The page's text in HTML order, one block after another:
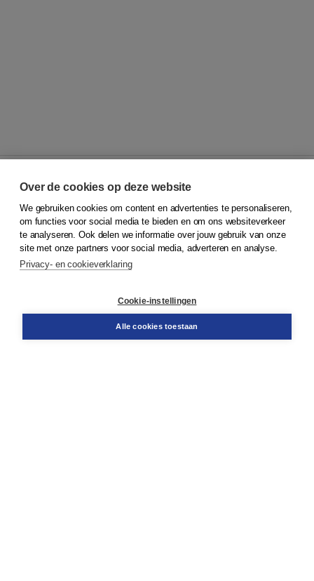
© 2026Koninklijke Boom uitgevers
Klantenservice
Service & informatie
Contact
Over de cookies op deze website
We gebruiken cookies om content en advertenties te personaliseren,
om functies voor social media te bieden en om ons websiteverkeer
te analyseren. Ook delen we informatie over jouw gebruik van onze
site met onze partners voor social media, adverteren en analyse.
Privacy- en cookieverklaring
Cookie-instellingen
Alle cookies toestaan